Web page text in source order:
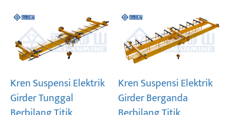
Projek
Blog
Berita
Permohonan
Kren Suspensi Elektrik
Girder Tunggal
Kren Suspensi Elektrik
Girder Berganda